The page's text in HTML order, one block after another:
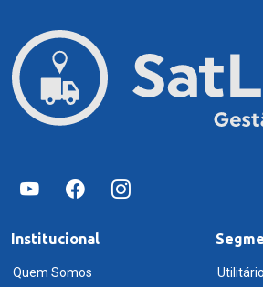
Institucional
Quem Somos